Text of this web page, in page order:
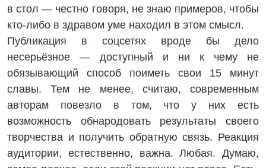
в стол — честно говоря, не знаю примеров, чтобы
кто-либо в здравом уме находил в этом смысл.
Публикация в соцсетях вроде бы дело
несерьёзное — доступный и ни к чему не
обязывающий способ поиметь свои 15 минут
славы. Тем не менее, считаю, современным
авторам повезло в том, что у них есть
возможность обнародовать результаты своего
творчества и получить обратную связь. Реакция
аудитории, естественно, важна. Любая. Думаю,